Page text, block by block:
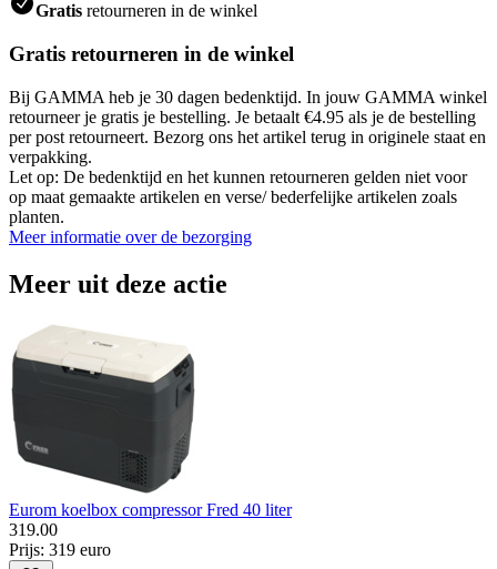
Gratis retourneren in de winkel
Gratis retourneren in de winkel
Bij GAMMA heb je 30 dagen bedenktijd. In jouw GAMMA winkel
retourneer je gratis je bestelling. Je betaalt €4.95 als je de bestelling
per post retourneert. Bezorg ons het artikel terug in originele staat en
verpakking.
Let op: De bedenktijd en het kunnen retourneren gelden niet voor
op maat gemaakte artikelen en verse/ bederfelijke artikelen zoals
planten.
Meer informatie over de bezorging
Meer uit deze actie
Eurom koelbox compressor Fred 40 liter
319.00
Prijs: 319 euro